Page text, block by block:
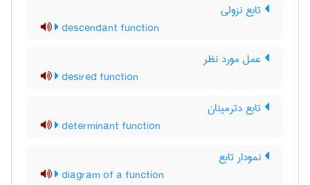
تابع نزولی
descendant function
عمل مورد نظر
desired function
تابع دترمینان
determinant function
نمودار تابع
diagram of a function